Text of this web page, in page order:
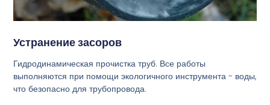
Устранение засоров
Гидродинамическая прочистка труб. Все работы
выполняются при помощи экологичного инструмента - воды,
что безопасно для трубопровода.